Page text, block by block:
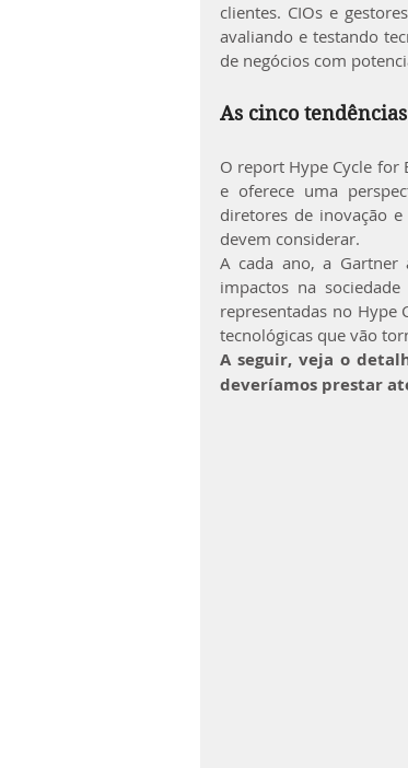
clientes. CIOs e
avaliando e testando
de negócios com
As cinco tendências
O report Hype Cycle for
e oferece uma
diretores de inovação
devem considerar.
A cada ano, a Gartner
impactos na
representadas no Hype
tecnológicas que vão
A seguir, veja o
deveríamos prestar